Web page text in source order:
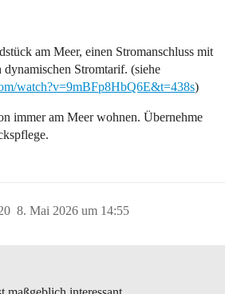
am Meer, einen Stromanschluss mit
Stromtarif. (siehe
watch?v=9mBFp8HbQ6E&t=438s)
immer am Meer wohnen. Übernehme
8. Mai 2026 um 14:55